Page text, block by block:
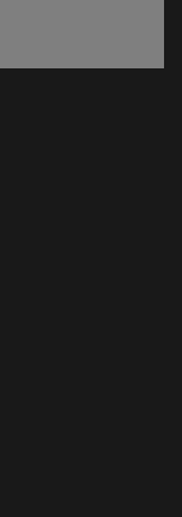
ventana)
ventana)